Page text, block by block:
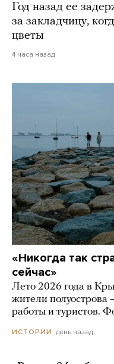
Год назад ее
за закладчицу,
цветы
4 часа назад
«Никогда так
сейчас»
Лето 2026 года в
жители полуострова
работы и туристов.
ИСТОРИИ день назад